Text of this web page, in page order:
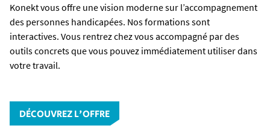
Konekt vous offre une vision moderne sur l’accompagnement
des personnes handicapées. Nos formations sont
interactives. Vous rentrez chez vous accompagné par des
outils concrets que vous pouvez immédiatement utiliser dans
votre travail.
DÉCOUVREZ L'OFFRE